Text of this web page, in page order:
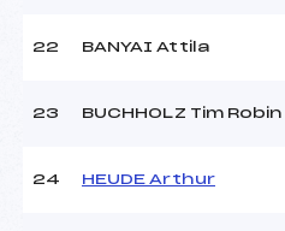
22 BANYAI Attila
23 BUCHHOLZ Tim Robin
24 HEUDE Arthur